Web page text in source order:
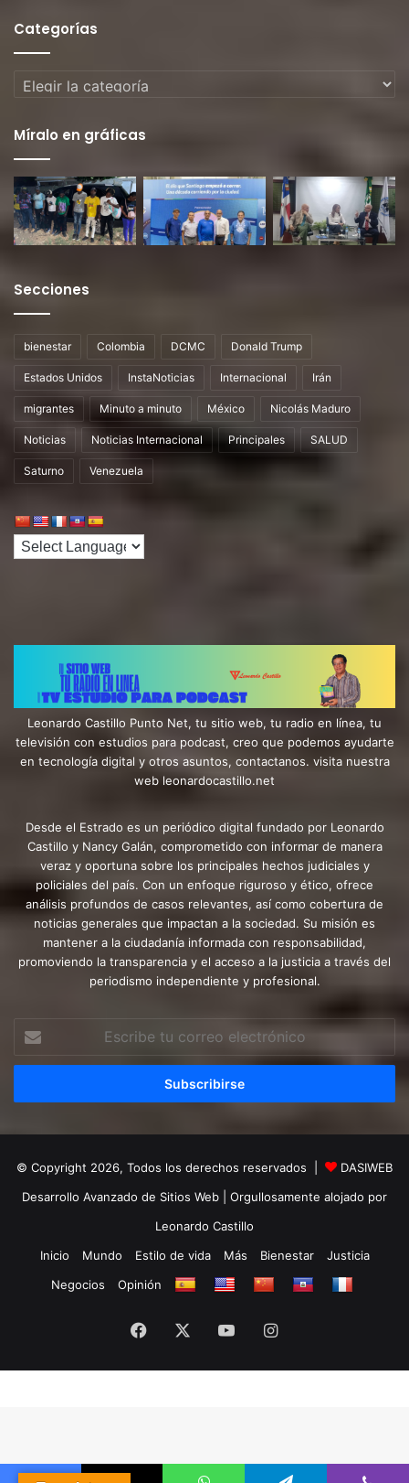
Categorías
Categorías
Míralo en gráficas
Secciones
bienestar Colombia DCMC Donald Trump
Estados Unidos InstaNoticias Internacional Irán
migrantes Minuto a minuto México Nicolás Maduro
Noticias Noticias Internacional Principales SALUD
Saturno Venezuela
Leonardo Castillo Punto Net, tu sitio web, tu radio en línea, tu
televisión con estudios para podcast, creo que podemos ayudarte
en tecnología digital y otros asuntos, contactanos. visita nuestra
web leonardocastillo.net
Desde el Estrado es un periódico digital fundado por Leonardo
Castillo y Nancy Galán, comprometido con informar de manera
veraz y oportuna sobre los principales hechos judiciales y
policiales del país. Con un enfoque riguroso y ético, ofrece
análisis profundos de casos relevantes, así como cobertura de
noticias generales que impactan a la sociedad. Su misión es
mantener a la ciudadanía informada con responsabilidad,
promoviendo la transparencia y el acceso a la justicia a través del
periodismo independiente y profesional.
correo
© Copyright 2026, Todos los derechos reservados |
DASIWEB
Desarrollo Avanzado de Sitios Web | Orgullosamente alojado por
Leonardo Castillo
Inicio
Mundo Estilo de vida Más Bienestar
Justicia
Negocios
Opinión
Facebook YouTubeInstagram